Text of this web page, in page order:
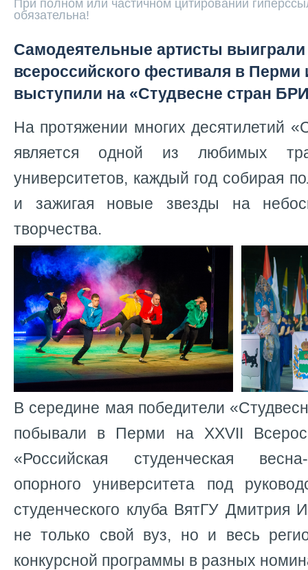
При полном или частичном цитировании
обязательна!
Самодеятельные артисты выиграли
всероссийского фестиваля в Перми
выступили на «Студвесне стран
На протяжении многих десятилетий
является одной из любимых
университетов, каждый год собирая
и зажигая новые звезды на
творчества.
В середине мая победители
побывали в Перми на XXVII
«Российская студенческая
опорного университета под
студенческого клуба ВятГУ Дмитрия
не только свой вуз, но и весь
конкурсной программы в разных